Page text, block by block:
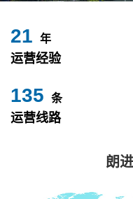
24 年
运营经验
153 条
运营线路
朗